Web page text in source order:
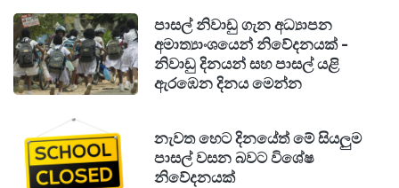
පාසල් නිවාඩු ගැන අධ්‍යාපන
අමාත්‍යාංශයෙන් නිවේදනයක් -
නිවාඩු දිනයන් සහ පාසල් යළි
ඇරඹෙන දිනය මෙන්න
නැවත හෙට දිනයේත් මේ සියලුම
පාසල් වසන බවට විශේෂ
නිවේදනයක්